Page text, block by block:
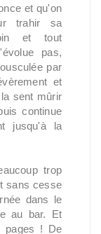
et qu'on
trahir sa
et tout
pas,
par
et
sent mûrir
continue
jusqu'à la
trop
sans cesse
dans le
au bar. Et
pages ! De